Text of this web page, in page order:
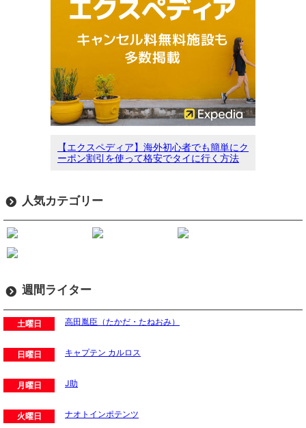
【エクスペディア】海外初心者でも簡単にク
ーポン割引を使って格安でタイに行く方法
人気カテゴリー
週間ライター
土曜日 高田胤臣（たかだ・たねおみ）
日曜日 キャプテン カルロス
月曜日 J助
火曜日 ナオトインポテンツ